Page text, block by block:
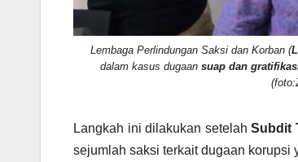
Lembaga Perlindungan Saksi dan Korban (
dalam kasus dugaan suap dan
Langkah ini dilakukan setelahSubdit
sejumlah saksi terkait dugaan korupsi